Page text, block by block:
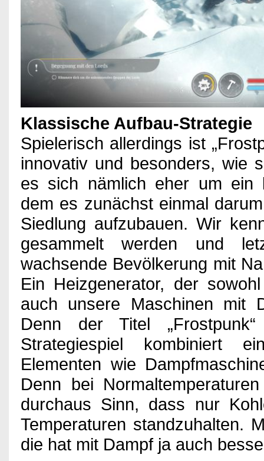
Klassische Aufbau-Strategie
Spielerisch allerdings ist
innovativ und besonders, wie
es sich nämlich eher um ein
dem es zunächst einmal
Siedlung aufzubauen. Wir
gesammelt werden und
wachsende Bevölkerung mit
Ein Heizgenerator, der
auch unsere Maschinen mit
Denn der Titel
Strategiespiel kombiniert
Elementen wie
Denn bei
durchaus Sinn, dass nur
Temperaturen standzuhalten.
die hat mit Dampf ja auch